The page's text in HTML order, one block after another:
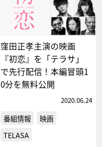
窪田正孝主演の映画
『初恋』を「テラサ」
で先行配信！本編冒頭1
0分を無料公開
2020.06.24
番組情報
映画
TELASA